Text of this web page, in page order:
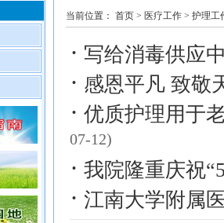
当前位置： 首页 > 医疗工作 > 护理工
· 写给消毒供应
· 感恩平凡 致敬
· 优质护理用于
07-12)
· 我院隆重庆祝
· 江南大学附属